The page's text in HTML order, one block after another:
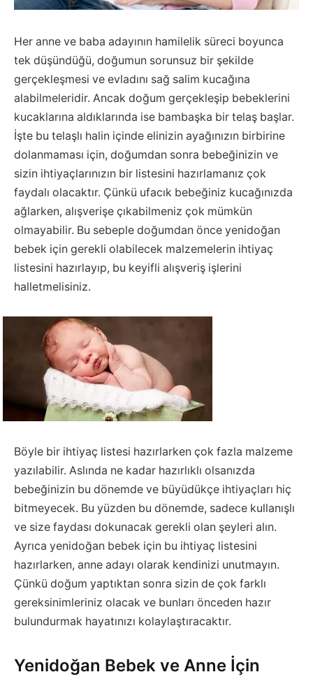
Her anne ve baba adayının hamilelik süreci boyunca
tek düşündüğü, doğumun sorunsuz bir şekilde
gerçekleşmesi ve evladını sağ salim kucağına
alabilmeleridir. Ancak doğum gerçekleşip bebeklerini
kucaklarına aldıklarında ise bambaşka bir telaş başlar.
İşte bu telaşlı halin içinde elinizin ayağınızın birbirine
dolanmaması için, doğumdan sonra bebeğinizin ve
sizin ihtiyaçlarınızın bir listesini hazırlamanız çok
faydalı olacaktır. Çünkü ufacık bebeğiniz kucağınızda
ağlarken, alışverişe çıkabilmeniz çok mümkün
olmayabilir. Bu sebeple doğumdan önce yenidoğan
bebek için gerekli olabilecek malzemelerin ihtiyaç
listesini hazırlayıp, bu keyifli alışveriş işlerini
halletmelisiniz.
Böyle bir ihtiyaç listesi hazırlarken çok fazla malzeme
yazılabilir. Aslında ne kadar hazırlıklı olsanızda
bebeğinizin bu dönemde ve büyüdükçe ihtiyaçları hiç
bitmeyecek. Bu yüzden bu dönemde, sadece kullanışlı
ve size faydası dokunacak gerekli olan şeyleri alın.
Ayrıca yenidoğan bebek için bu ihtiyaç listesini
hazırlarken, anne adayı olarak kendinizi unutmayın.
Çünkü doğum yaptıktan sonra sizin de çok farklı
gereksinimleriniz olacak ve bunları önceden hazır
bulundurmak hayatınızı kolaylaştıracaktır.
Yenidoğan Bebek ve Anne İçin